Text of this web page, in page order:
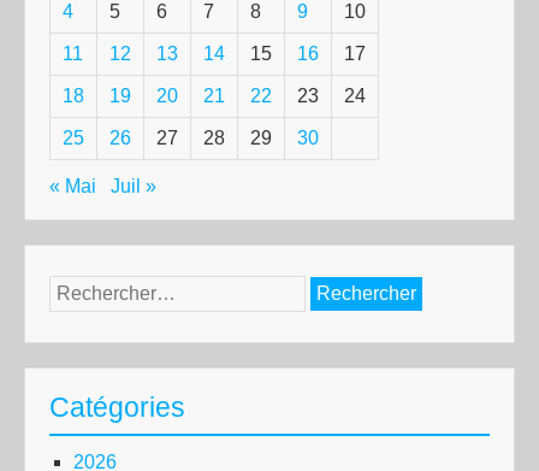
4 5 6 7 8 9 10
11 12 13 14 15 16 17
18 19 20 21 22 23 24
25 26 27 28 29 30
« Mai Juil »
Rechercher :
Catégories
2026